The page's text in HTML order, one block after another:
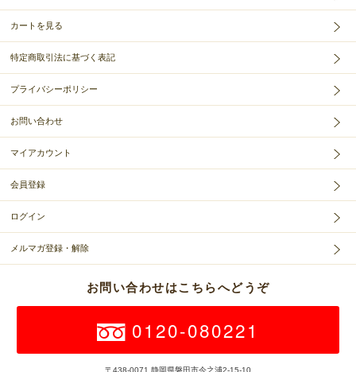
カートを見る
特定商取引法に基づく表記
プライバシーポリシー
お問い合わせ
マイアカウント
会員登録
ログイン
メルマガ登録・解除
お問い合わせはこちらへどうぞ
0120-080221